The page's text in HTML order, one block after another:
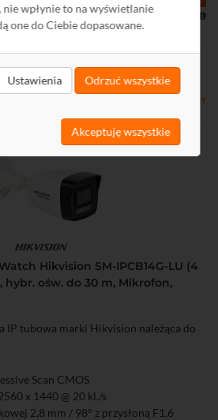
nie wpłynie to na wyświetlanie
one do Ciebie dopasowane.
Ustawienia Odrzuć wszystkie
Akceptuję wszystkie
(802.3af)
Poprzednia najniższa cena: 324,60 zł
Dostępny
Hikvision SM-IPCB14G-LU (4
hybr. ośw. do 30 m, Mikrofon,
IP tubowa marki Hikvision należąca do
Scan CMOS
x 1440 @ 20 kl./s
2,8 mm / 98° z przysłoną F1,6